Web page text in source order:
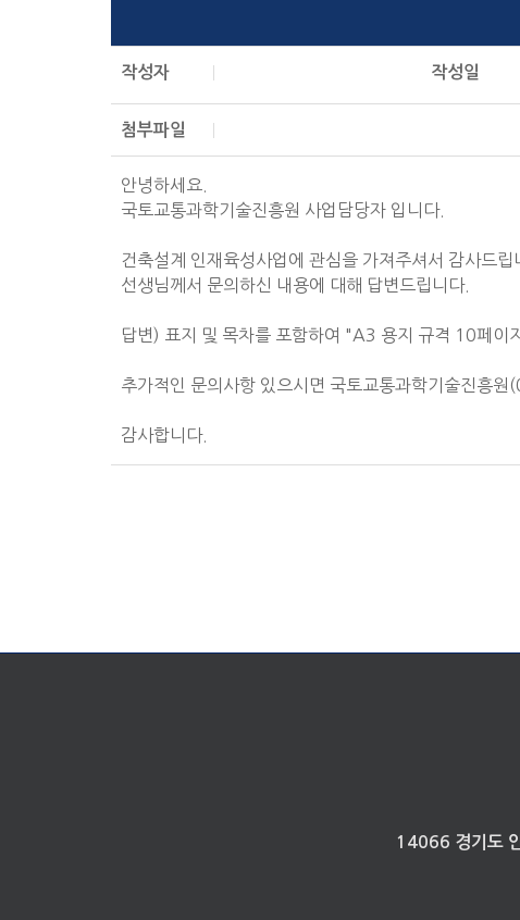
작성자 작성일
첨부파일
안녕하세요.
국토교통과학기술진흥원 사업담당자 입니다.
건축설계 인재육성사업에 관심을 가져주셔서 감사드립
선생님께서 문의하신 내용에 대해 답변드립니다.
답변) 표지 및 목차를 포함하여 "A3 용지 규격 10페이
추가적인 문의사항 있으시면 국토교통과학기술진흥
감사합니다.
14066 경기도